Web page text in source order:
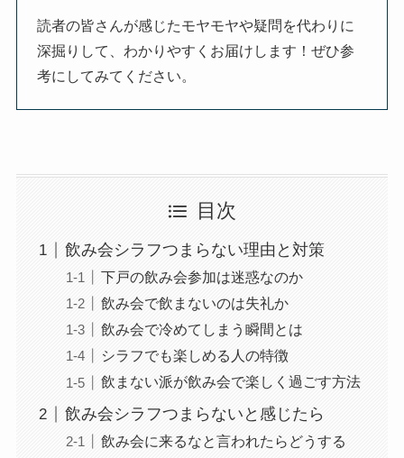
読者の皆さんが感じたモヤモヤや疑問を代わりに
深掘りして、わかりやすくお届けします！ぜひ参
考にしてみてください。
目次
飲み会シラフつまらない理由と対策
下戸の飲み会参加は迷惑なのか
飲み会で飲まないのは失礼か
飲み会で冷めてしまう瞬間とは
シラフでも楽しめる人の特徴
飲まない派が飲み会で楽しく過ごす方法
飲み会シラフつまらないと感じたら
飲み会に来るなと言われたらどうする